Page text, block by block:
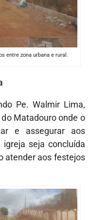
entre zona urbana e rural.
Pe. Walmir Lima,
Matadouro onde o
e assegurar aos
seja concluída
atender aos festejos